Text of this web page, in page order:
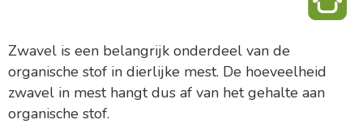
Zwavel is een belangrijk onderdeel van de
organische stof in dierlijke mest. De hoeveelheid
zwavel in mest hangt dus af van het gehalte aan
organische stof.